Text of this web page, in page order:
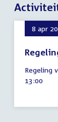
8 apr
april
2009
Regeling
Tijd
13:00